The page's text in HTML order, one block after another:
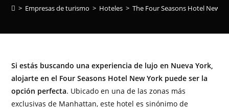
> Empresas de turismo > Hoteles > The Four Seasons Hotel New
Si estás buscando una experiencia de lujo en Nueva York,
alojarte en el Four Seasons Hotel New York puede ser la
opción perfecta. Ubicado en una de las zonas más
exclusivas de Manhattan, este hotel es sinónimo de